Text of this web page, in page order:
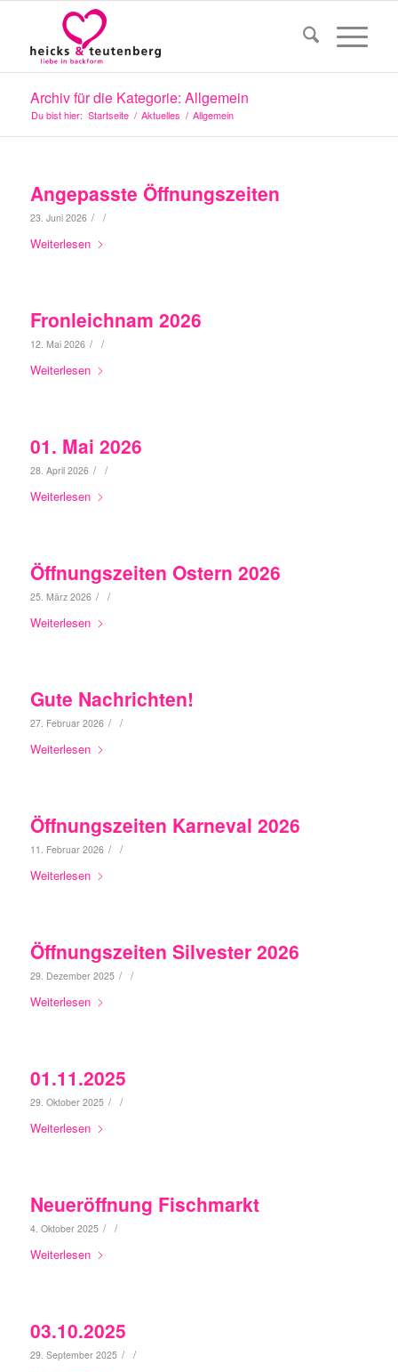
Archiv für die Kategorie: Allgemein
Du bist hier: Startseite / Aktuelles / Allgemein
Angepasste Öffnungszeiten
23. Juni 2026 / /
Weiterlesen
Fronleichnam 2026
12. Mai 2026 / /
Weiterlesen
01. Mai 2026
28. April 2026 / /
Weiterlesen
Öffnungszeiten Ostern 2026
25. März 2026 / /
Weiterlesen
Gute Nachrichten!
27. Februar 2026 / /
Weiterlesen
Öffnungszeiten Karneval 2026
11. Februar 2026 / /
Weiterlesen
Öffnungszeiten Silvester 2026
29. Dezember 2025 / /
Weiterlesen
01.11.2025
29. Oktober 2025 / /
Weiterlesen
Neueröffnung Fischmarkt
4. Oktober 2025 / /
Weiterlesen
03.10.2025
29. September 2025 / /